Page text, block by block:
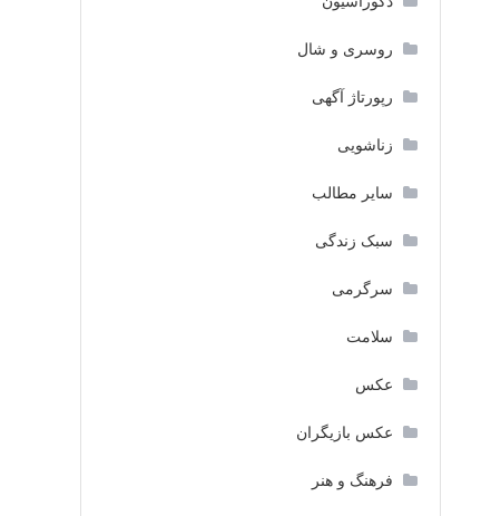
روسری و شال
رپورتاژ آگهی
زناشویی
سایر مطالب
سبک زندگی
سرگرمی
سلامت
عکس
عکس بازیگران
فرهنگ و هنر